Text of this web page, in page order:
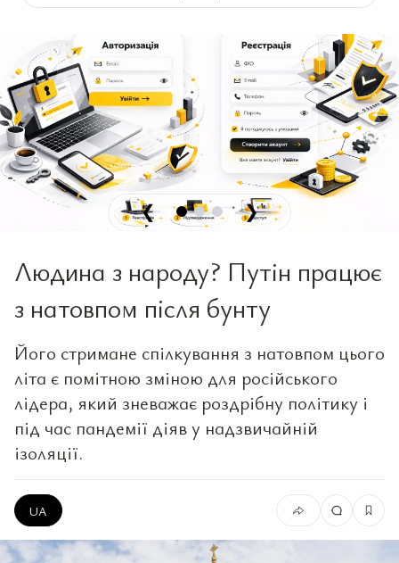
❮ ❯
Людина з народу? Путін працює
з натовпом після бунту
Його стримане спілкування з натовпом цього
літа є помітною зміною для російського
лідера, який зневажає роздрібну політику і
під час пандемії діяв у надзвичайній
ізоляції.
UA